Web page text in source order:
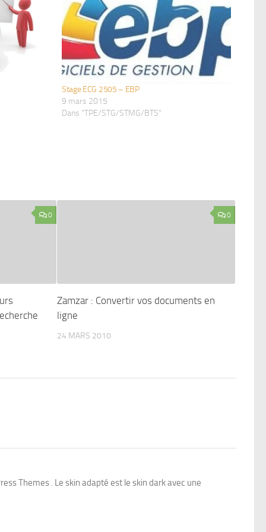
Stage ECG 2505 – EBP
9 mars 2015
Dans "TPE/STG/STMG/BTS"
0 0
Zamzar : Convertir vos documents en
ligne
24 MARS 2010
Themes . Le skin adapté est le skin dark avec une